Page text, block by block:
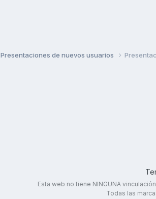
Presentaciones de nuevos usuarios
Esta web no tiene NINGUNA
Todas las